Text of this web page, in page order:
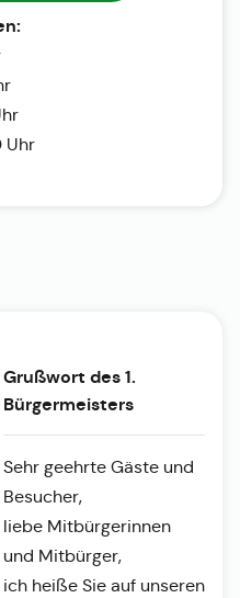
Uhr
Grußwort des 1.
Bürgermeisters
Sehr geehrte Gäste und
Besucher,
liebe Mitbürgerinnen
und Mitbürger,
ich heiße Sie auf unseren